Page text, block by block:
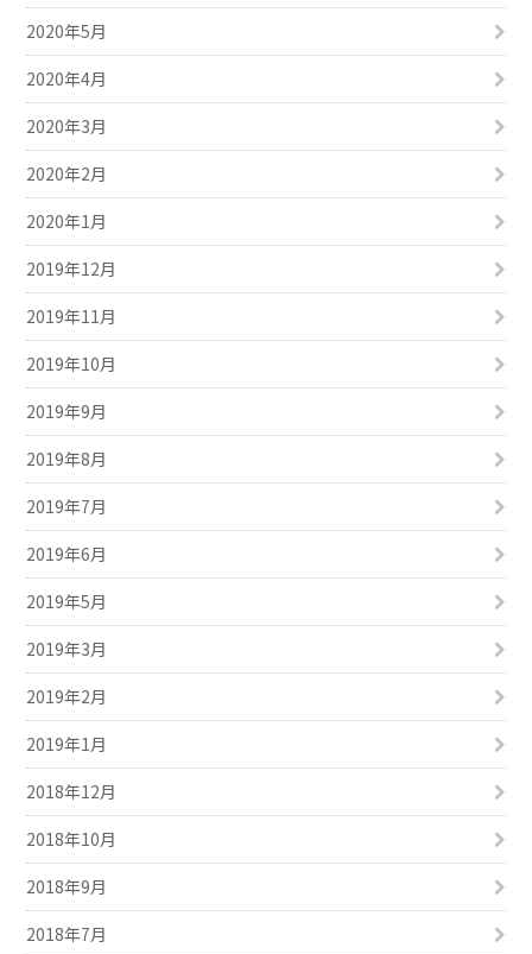
2020年5月
2020年4月
2020年3月
2020年2月
2020年1月
2019年12月
2019年11月
2019年10月
2019年9月
2019年8月
2019年7月
2019年6月
2019年5月
2019年3月
2019年2月
2019年1月
2018年12月
2018年10月
2018年9月
2018年7月